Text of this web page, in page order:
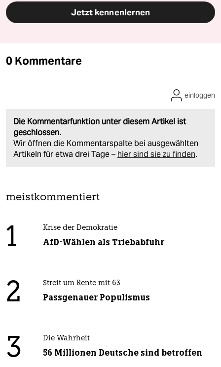
Jetzt kennenlernen
0 Kommentare
Die Kommentarfunktion unter diesem Artikel ist
geschlossen.
Wir öffnen die Kommentarspalte bei ausgewählten
Artikeln für etwa drei Tage – hier sind sie zu finden.
einloggen
meistkommentiert
1 Krise der Demokratie
AfD-Wählen als Triebabfuhr
2 Streit um Rente mit 63
Passgenauer Populismus
3 Die Wahrheit
56 Millionen Deutsche sind betroffen